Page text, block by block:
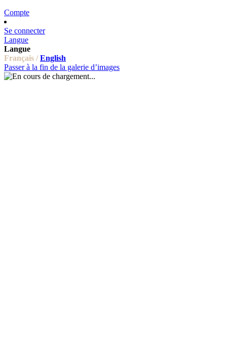
Compte
Se connecter
Langue
Langue
Français / English
Passer à la fin de la galerie d’images